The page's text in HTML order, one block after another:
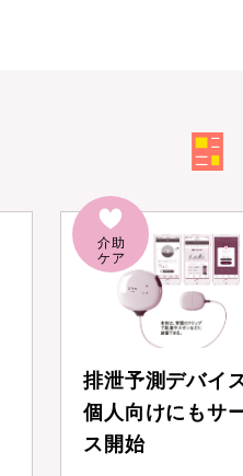
排泄予測デバイ
個人向けにもサ
ス開始